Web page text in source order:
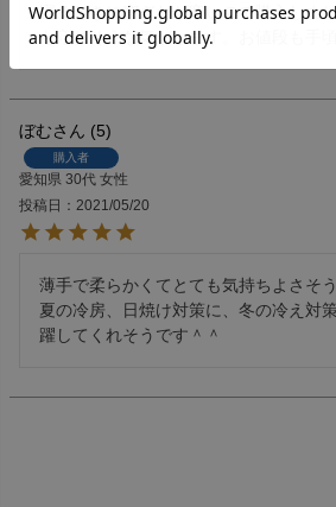
寝るときに窓ぎわが寒いので購入しま
も守れそうな気がします。お値段も手
ぼむ 5
購入者
愛知県 30代 女性
投稿日
2021/05/20
薄手で柔らかくてとても気持ちよさそ
夏の冷房、日焼け対策に、冬の冷え対
躍してくれそうです＾＾